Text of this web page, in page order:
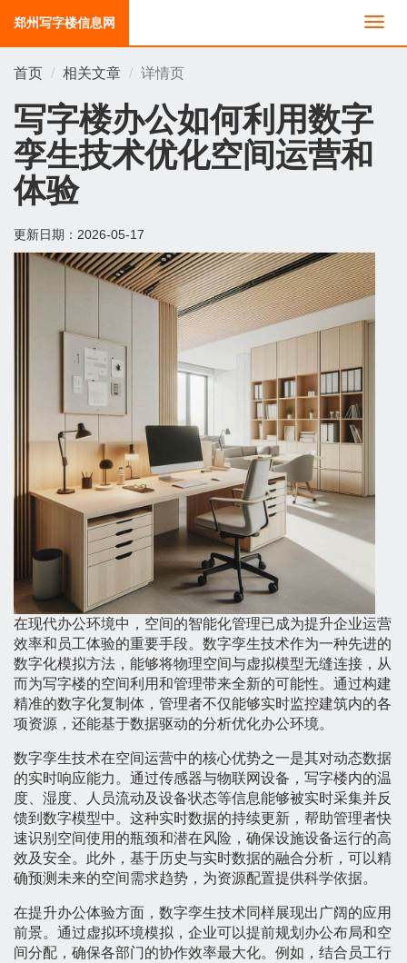
切
换
郑州写字楼信息网
首页 相关文章 详情页
写字楼办公如何利用数字
孪生技术优化空间运营和
体验
更新日期： 2026-05-17
在现代办公环境中，空间的智能化管理已成为提升企业运营
效率和员工体验的重要手段。数字孪生技术作为一种先进的
数字化模拟方法，能够将物理空间与虚拟模型无缝连接，从
而为写字楼的空间利用和管理带来全新的可能性。通过构建
精准的数字化复制体，管理者不仅能够实时监控建筑内的各
项资源，还能基于数据驱动的分析优化办公环境。
数字孪生技术在空间运营中的核心优势之一是其对动态数据
的实时响应能力。通过传感器与物联网设备，写字楼内的温
度、湿度、人员流动及设备状态等信息能够被实时采集并反
馈到数字模型中。这种实时数据的持续更新，帮助管理者快
速识别空间使用的瓶颈和潜在风险，确保设施设备运行的高
效及安全。此外，基于历史与实时数据的融合分析，可以精
确预测未来的空间需求趋势，为资源配置提供科学依据。
在提升办公体验方面，数字孪生技术同样展现出广阔的应用
前景。通过虚拟环境模拟，企业可以提前规划办公布局和空
间分配，确保各部门的协作效率最大化。例如，结合员工行